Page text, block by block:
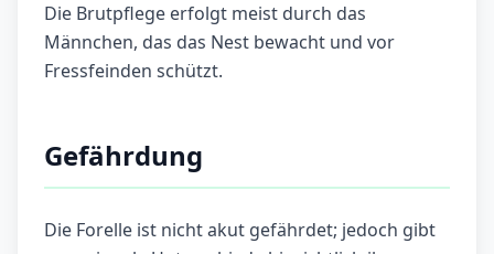
Die Brutpflege erfolgt meist durch das
Männchen, das das Nest bewacht und vor
Fressfeinden schützt.
Gefährdung
Die Forelle ist nicht akut gefährdet; jedoch gibt